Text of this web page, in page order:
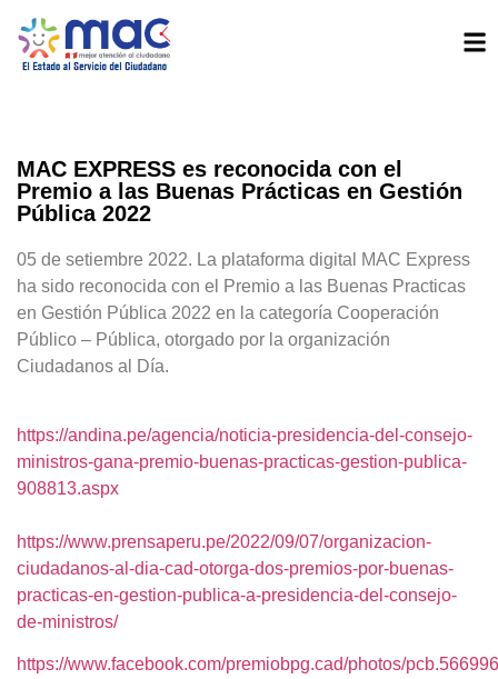
MAC EXPRESS es reconocida con el
Premio a las Buenas Prácticas en Gestión
Pública 2022
05 de setiembre 2022. La plataforma digital MAC Express
ha sido reconocida con el Premio a las Buenas Practicas
en Gestión Pública 2022 en la categoría Cooperación
Público – Pública, otorgado por la organización
Ciudadanos al Día.
https://andina.pe/agencia/noticia-presidencia-del-consejo-
ministros-gana-premio-buenas-practicas-gestion-publica-
908813.aspx
https://www.prensaperu.pe/2022/09/07/organizacion-
ciudadanos-al-dia-cad-otorga-dos-premios-por-buenas-
practicas-en-gestion-publica-a-presidencia-del-consejo-
de-ministros/
https://www.facebook.com/premiobpg.cad/photos/